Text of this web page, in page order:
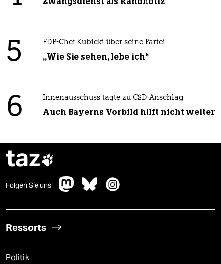
5 FDP-Chef Kubicki über seine Partei
„Wie Sie sehen, lebe ich“
6 Innenausschuss tagte zu CSD-Anschlag
Auch Bayerns Vorbild hilft nicht weiter
taz
Folgen Sie uns
Ressorts
Politik